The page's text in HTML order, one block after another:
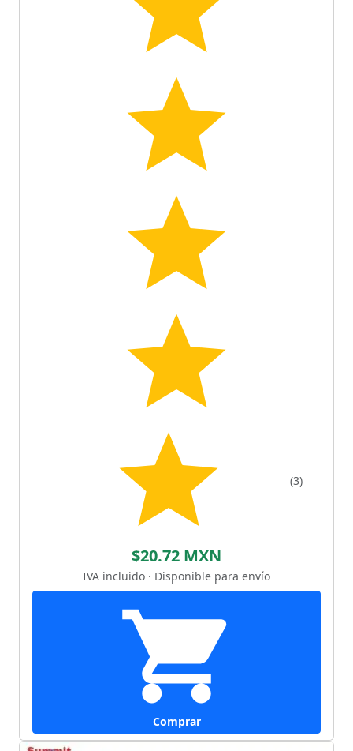
(3)
$20.72 MXN
IVA incluido · Disponible para envío
Comprar